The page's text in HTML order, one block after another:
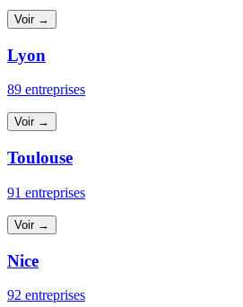
Voir →
Lyon
89 entreprises
Voir →
Toulouse
91 entreprises
Voir →
Nice
92 entreprises